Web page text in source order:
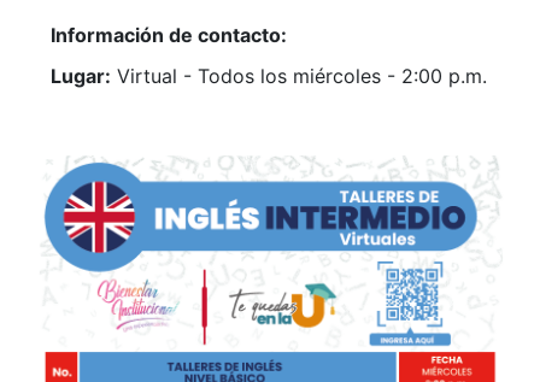
Información de contacto:
Lugar: Virtual - Todos los miércoles - 2:00 p.m.